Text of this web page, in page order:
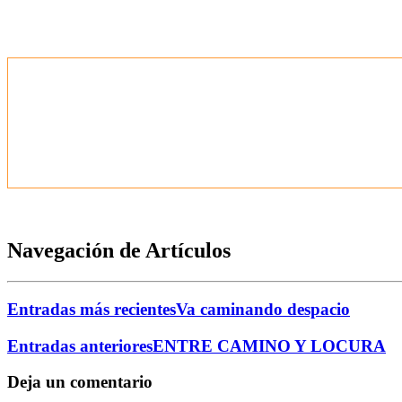
Navegación de Artículos
Entradas más recientesVa caminando despacio
Entradas anterioresENTRE CAMINO Y LOCURA
Deja un comentario